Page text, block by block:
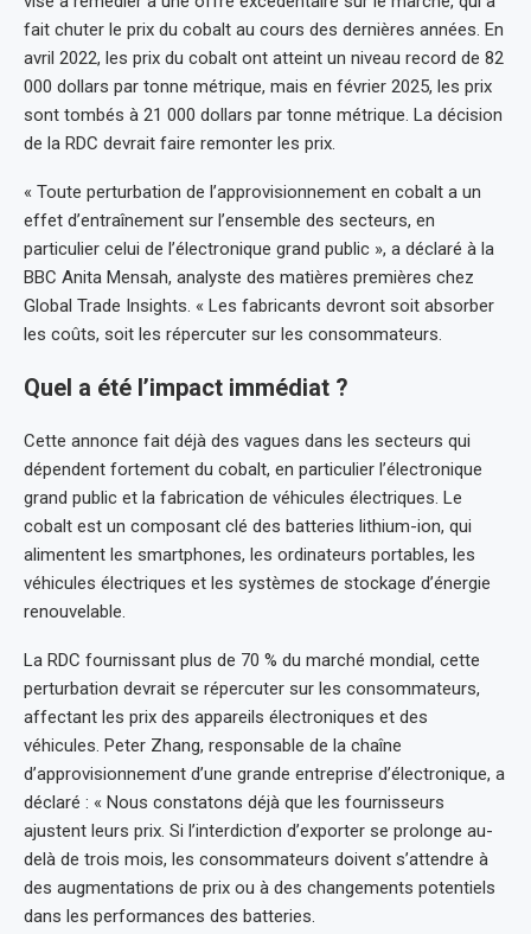
fait chuter le prix du cobalt au cours des dernières années. En
avril 2022, les prix du cobalt ont atteint un niveau record de 82
000 dollars par tonne métrique, mais en février 2025, les prix
sont tombés à 21 000 dollars par tonne métrique. La décision
de la RDC devrait faire remonter les prix.
« Toute perturbation de l’approvisionnement en cobalt a un
effet d’entraînement sur l’ensemble des secteurs, en
particulier celui de l’électronique grand public », a déclaré à la
BBC Anita Mensah, analyste des matières premières chez
Global Trade Insights. « Les fabricants devront soit absorber
les coûts, soit les répercuter sur les consommateurs.
Quel a été l’impact immédiat ?
Cette annonce fait déjà des vagues dans les secteurs qui
dépendent fortement du cobalt, en particulier l’électronique
grand public et la fabrication de véhicules électriques. Le
cobalt est un composant clé des batteries lithium-ion, qui
alimentent les smartphones, les ordinateurs portables, les
véhicules électriques et les systèmes de stockage d’énergie
renouvelable.
La RDC fournissant plus de 70 % du marché mondial, cette
perturbation devrait se répercuter sur les consommateurs,
affectant les prix des appareils électroniques et des
véhicules. Peter Zhang, responsable de la chaîne
d’approvisionnement d’une grande entreprise d’électronique, a
déclaré : « Nous constatons déjà que les fournisseurs
ajustent leurs prix. Si l’interdiction d’exporter se prolonge au-
delà de trois mois, les consommateurs doivent s’attendre à
des augmentations de prix ou à des changements potentiels
dans les performances des batteries.